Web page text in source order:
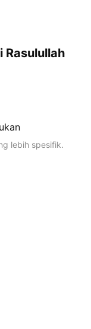
Rasulullah
lebih spesifik.